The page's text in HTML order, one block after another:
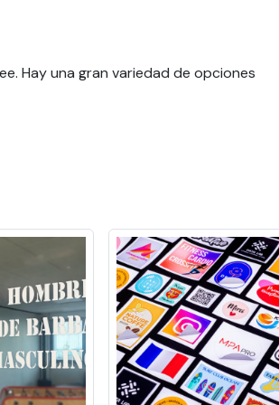
Hay una gran variedad de opciones
llaman la atención y son una forma
que desea.
al final de la página y luego póngase
una superficie acristalada, como una
y atraer la atención de los